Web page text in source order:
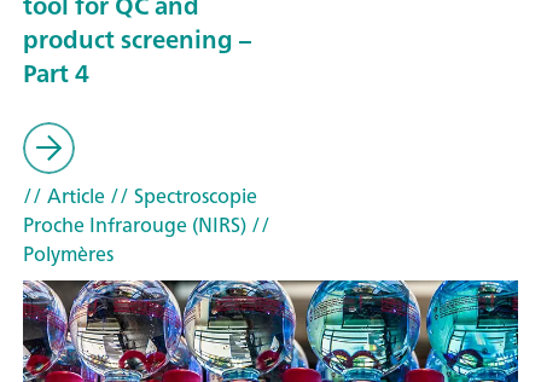
product screening –
Part 4
// Article// Spectroscopie
Proche Infrarouge (NIRS)//
Polymères